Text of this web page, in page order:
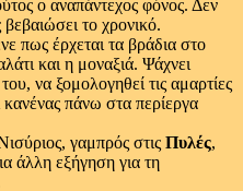
ο αναπάντεχος φόνος. Δεν
το χρονικό.
πως έρχεται τα βράδια στο
και η μοναξιά. Ψάχνει
να ξομολογηθεί τις αμαρτίες
πάνω στα περίεργα
γαμπρός στις Πυλές,
άλλη εξήγηση για τη